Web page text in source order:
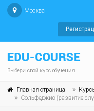
Москва
Выбери свой курс обучения
Главная страница
Сольфеджио (развитие